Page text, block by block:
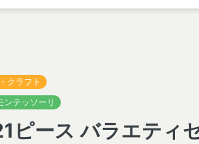
クラフト
ンテッソーリ
ピース バラエティ